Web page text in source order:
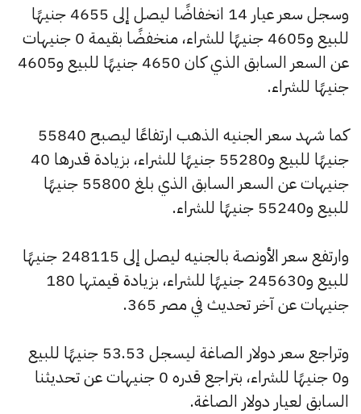
وسجل سعر عيار 14 انخفاضًا ليصل إلى 4655 جنيهًا
للبيع و4605 جنيهًا للشراء، منخفضًا بقيمة 0 جنيهات
عن السعر السابق الذي كان 4650 جنيهًا للبيع و4605
جنيهًا للشراء.
كما شهد سعر الجنيه الذهب ارتفاعًا ليصبح 55840
جنيهًا للبيع و55280 جنيهًا للشراء، بزيادة قدرها 40
جنيهات عن السعر السابق الذي بلغ 55800 جنيهًا
للبيع و55240 جنيهًا للشراء.
وارتفع سعر الأونصة بالجنيه ليصل إلى 248115 جنيهًا
للبيع و245630 جنيهًا للشراء، بزيادة قيمتها 180
جنيهات عن آخر تحديث في مصر 365.
وتراجع سعر دولار الصاغة ليسجل 53.53 جنيهًا للبيع
و0 جنيهًا للشراء، بتراجع قدره 0 جنيهات عن تحديثنا
السابق لعيار دولار الصاغة.